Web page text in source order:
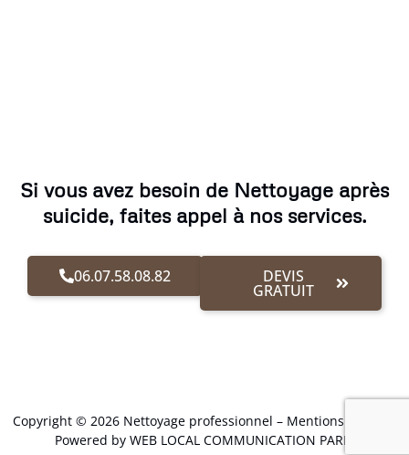
Si vous avez besoin de Nettoyage après
suicide, faites appel à nos services.
06.07.58.08.82 DEVIS
GRATUIT
Copyright © 2026 Nettoyage professionnel – Mentions Légales
Powered by WEB LOCAL COMMUNICATION PARIS